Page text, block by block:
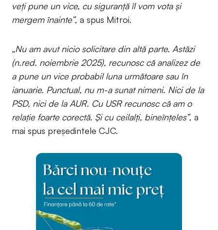
veți pune un vice, cu siguranță îl vom vota și
mergem înainte”, a spus Mitroi.
„Nu am avut nicio solicitare din altă parte. Astăzi
(n.red. noiembrie 2025), recunosc că analizez de
a pune un vice probabil luna următoare sau în
ianuarie. Punctual, nu m-a sunat nimeni. Nici de la
PSD, nici de la AUR. Cu USR recunosc că am o
relație foarte corectă. Și cu ceilalți, bineînțeles”, a
mai spus președintele CJC.